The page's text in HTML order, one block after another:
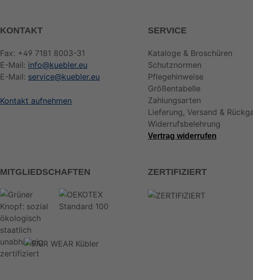
KONTAKT
Fax: +49 7181 8003-31
E-Mail: info@kuebler.eu
E-Mail: service@kuebler.eu
Kontakt aufnehmen
SERVICE
Kataloge & Broschüren
Schutznormen
Pflegehinweise
Größentabelle
Zahlungsarten
Lieferung, Versand &
Widerrufsbelehrung
Vertrag widerrufen
MITGLIEDSCHAFTEN ZERTIFIZIERT